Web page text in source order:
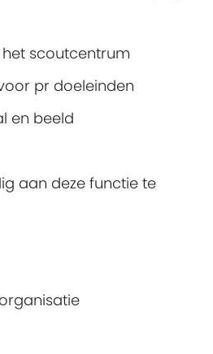
scoutcentrum
pr doeleinden
en beeld
aan deze functie te